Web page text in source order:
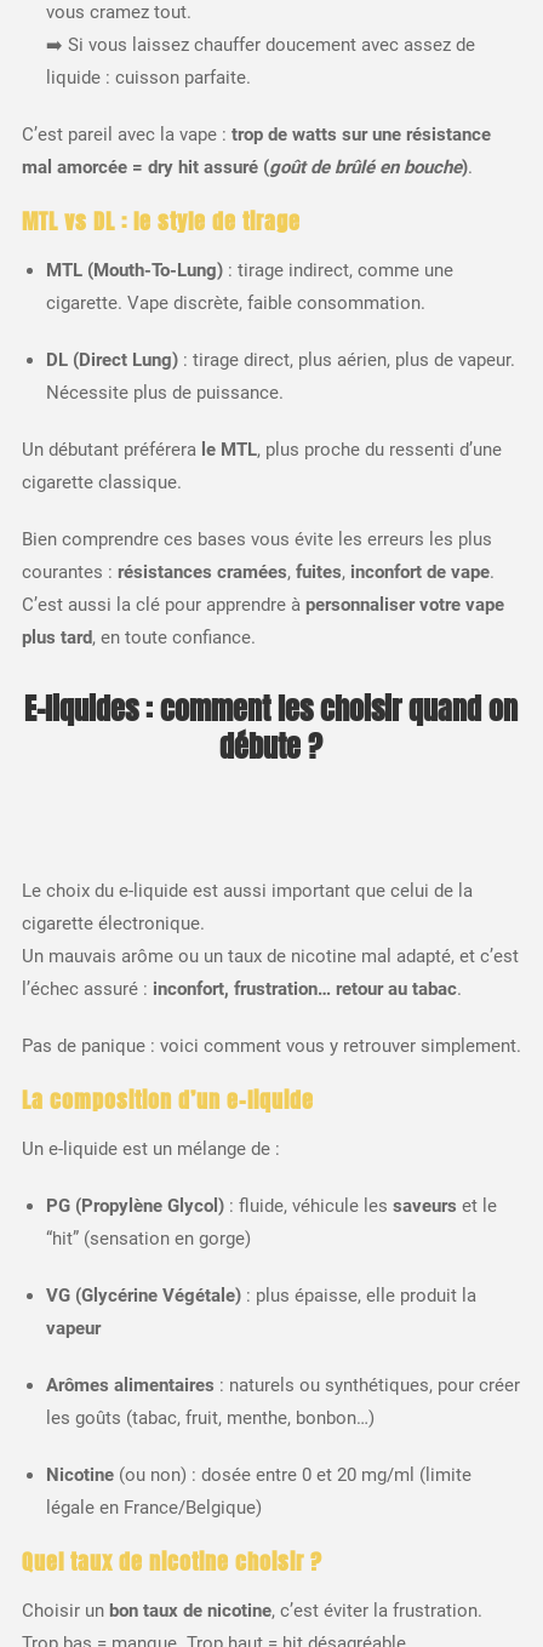
vous cramez tout.
➡️ Si vous laissez chauffer doucement avec assez de
liquide : cuisson parfaite.
C’est pareil avec la vape : trop de watts sur une résistance
mal amorcée = dry hit assuré (goût de brûlé en bouche).
MTL vs DL : le style de tirage
MTL (Mouth-To-Lung): tirage indirect, comme une
cigarette. Vape discrète, faible consommation.
DL (Direct Lung): tirage direct, plus aérien, plus de vapeur.
Nécessite plus de puissance.
Un débutant préférera le MTL, plus proche du ressenti d’une
cigarette classique.
Bien comprendre ces bases vous évite les erreurs les plus
courantes : résistances cramées, fuites, inconfort de vape.
C’est aussi la clé pour apprendre à personnaliser votre vape
plus tard, en toute confiance.
E-liquides : comment les choisir quand on
débute ?
Le choix du e-liquide est aussi important que celui de la
cigarette électronique.
Un mauvais arôme ou un taux de nicotine mal adapté, et c’est
l’échec assuré : inconfort, frustration… retour au tabac.
Pas de panique : voici comment vous y retrouver simplement.
La composition d’un e-liquide
Un e-liquide est un mélange de :
PG (Propylène Glycol): fluide, véhicule les saveurs et le
“hit” (sensation en gorge)
VG (Glycérine Végétale): plus épaisse, elle produit la
vapeur
Arômes alimentaires : naturels ou synthétiques, pour créer
les goûts (tabac, fruit, menthe, bonbon…)
Nicotine(ou non) : dosée entre 0 et 20 mg/ml (limite
légale en France/Belgique)
Quel taux de nicotine choisir ?
Choisir un bon taux de nicotine, c’est éviter la frustration.